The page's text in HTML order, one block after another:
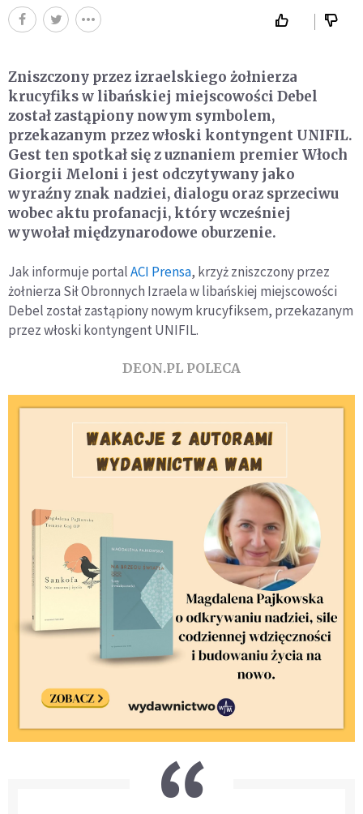
Zniszczony przez izraelskiego żołnierza
krucyfiks w libańskiej miejscowości Debel
został zastąpiony nowym symbolem,
przekazanym przez włoski kontyngent UNIFIL.
Gest ten spotkał się z uznaniem premier Włoch
Giorgii Meloni i jest odczytywany jako
wyraźny znak nadziei, dialogu oraz sprzeciwu
wobec aktu profanacji, który wcześniej
wywołał międzynarodowe oburzenie.
Jak informuje portalACI Prensa, krzyż zniszczony przez
żołnierza Sił Obronnych Izraela w libańskiej miejscowości
Debel został zastąpiony nowym krucyfiksem, przekazanym
przez włoski kontyngent UNIFIL.
DEON.PL POLECA